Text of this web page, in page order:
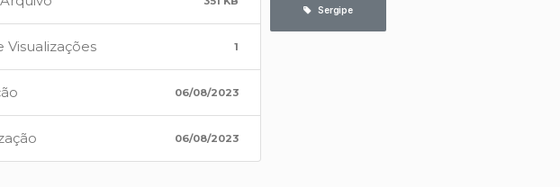
1
06/08/2023
06/08/2023
Sergipe